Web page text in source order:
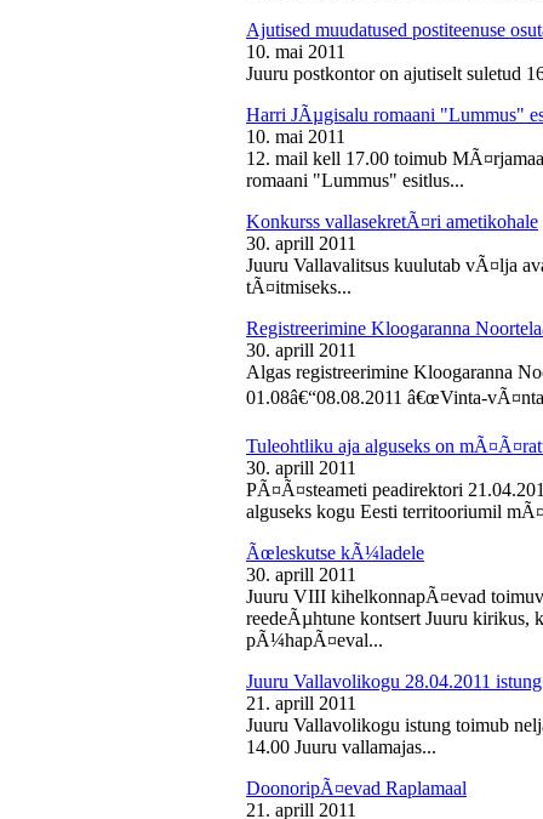
Ajutised muudatused postiteenuse
10. mai 2011
Juuru postkontor on ajutiselt suletud
Harri JÃµgisalu romaani "Lummus"
10. mai 2011
12. mail kell 17.00 toimub
romaani "Lummus" esitlus...
Konkurss vallasekretÃ¤ri ametikohale
30. aprill 2011
Juuru Vallavalitsus kuulutab vÃ¤lja
tÃ¤itmiseks...
Registreerimine Kloogaranna
30. aprill 2011
Algas registreerimine Kloogaranna
01.08â€“08.08.2011 â€œVinta-
Tuleohtliku aja alguseks on
30. aprill 2011
PÃ¤Ã¤steameti peadirektori
alguseks kogu Eesti territooriumil
Ãœleskutse kÃ¼ladele
30. aprill 2011
Juuru VIII kihelkonnapÃ¤evad
reedeÃµhtune kontsert Juuru
pÃ¼hapÃ¤eval...
Juuru Vallavolikogu 28.04.2011 istung
21. aprill 2011
Juuru Vallavolikogu istung toimub
14.00 Juuru vallamajas...
DoonoripÃ¤evad Raplamaal
21. aprill 2011